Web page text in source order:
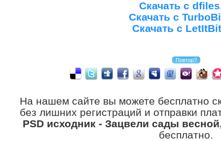
Скачать с
Скачать с
Скачать с
На нашем сайте вы можете бесплатно
без лишних регистраций и отправки
PSD исходник - Зацвели сады
бесплатно.